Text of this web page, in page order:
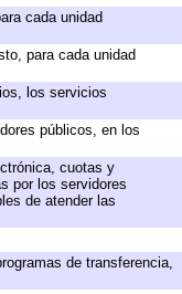
cada unidad
para cada unidad
los servicios
públicos, en los
cuotas y
por los servidores
de atender las
de transferencia,